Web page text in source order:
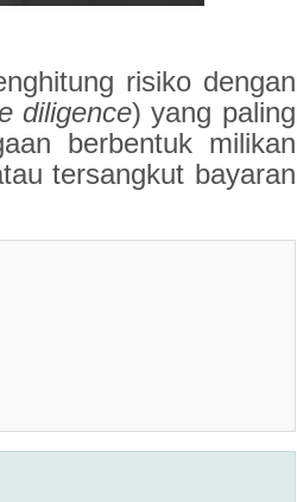
risiko dengan
diligence) yang paling
berbentuk milikan
tersangkut bayaran